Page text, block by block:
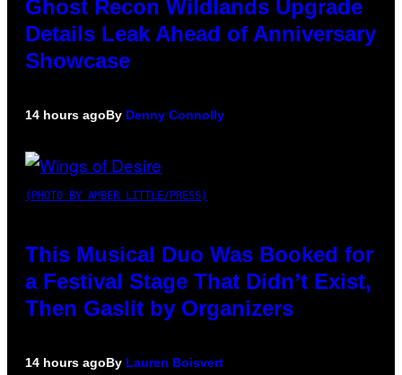
Ghost Recon Wildlands Upgrade
Details Leak Ahead of Anniversary
Showcase
14 hours agoBy Denny Connolly
(PHOTO BY AMBER LITTLE/PRESS)
This Musical Duo Was Booked for
a Festival Stage That Didn’t Exist,
Then Gaslit by Organizers
14 hours agoBy Lauren Boisvert